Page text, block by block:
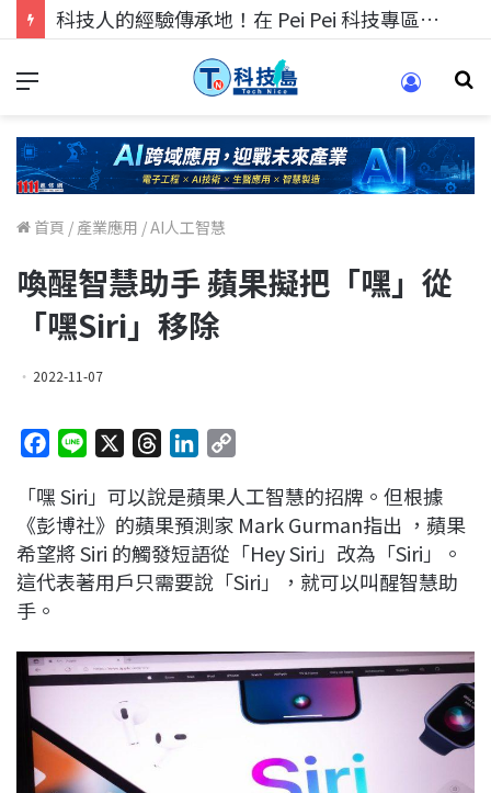
科技人的經驗傳承地！在 Pei Pei 科技專區，與學弟妹交流最硬核的技術
首頁 / 產業應用 /AI人工智慧
喚醒智慧助手 蘋果擬把「嘿」從
「嘿Siri」移除
2022-11-07
c
e
b
o
n
e
r
e
a
d
n
k
e
d
p
y
L
i
「嘿 Siri」可以說是蘋果人工智慧的招牌。但根據
《彭博社》的蘋果預測家 Mark Gurman指出 ，蘋果
希望將 Siri 的觸發短語從「Hey Siri」改為「Siri」。
這代表著用戶只需要說「Siri」，就可以叫醒智慧助
手。